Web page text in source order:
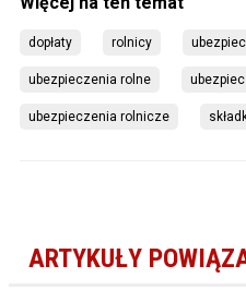
dopłaty rolnicy
ubezpieczenia rolne
ubezpieczenia rolnicze
ARTYKUŁY